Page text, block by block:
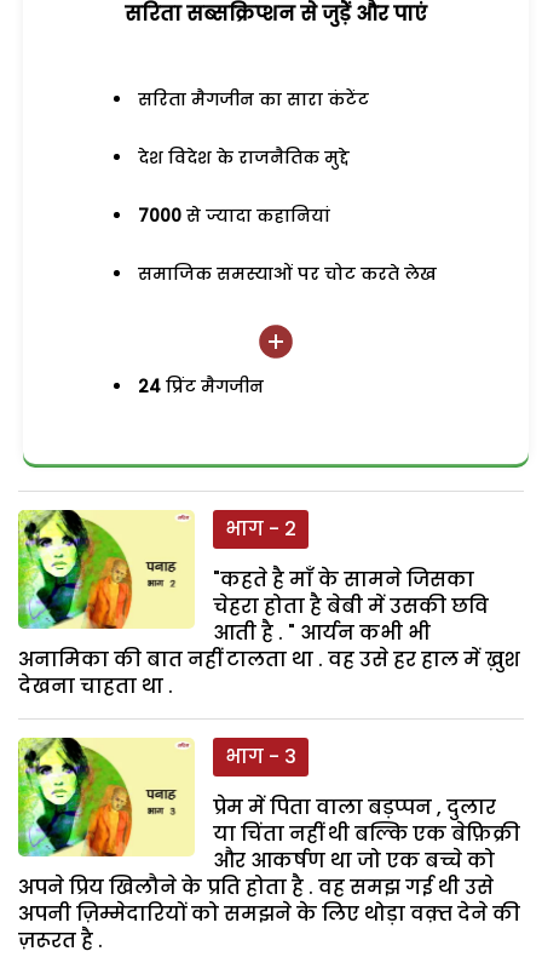
सरिता सब्सक्रिप्शन से जुड़ेें और पाएं
सरिता मैगजीन का सारा कंटेंट
देश विदेश के राजनैतिक मुद्दे
7000 से ज्यादा कहानियां
समाजिक समस्याओं पर चोट करते लेख
24 प्रिंट मैगजीन
भाग - 2
"कहते है माँ के सामने जिसका
चेहरा होता है बेबी में उसकी छवि
आती है . " आर्यन कभी भी
अनामिका की बात नहीं टालता था . वह उसे हर हाल में ख़ुश
देखना चाहता था .
भाग - 3
प्रेम में पिता वाला बड़प्पन , दुलार
या चिंता नहीं थी बल्कि एक बेफ़िक्री
और आकर्षण था जो एक बच्चे को
अपने प्रिय खिलौने के प्रति होता है . वह समझ गई थी उसे
अपनी ज़िम्मेदारियों को समझने के लिए थोड़ा वक़्त देने की
ज़रूरत है .